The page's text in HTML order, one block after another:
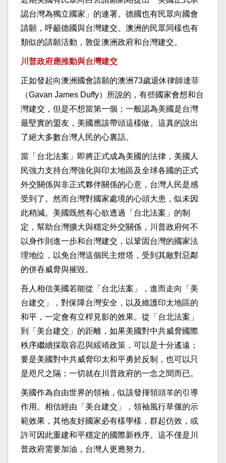
認台灣為獨立國家」的連署。德國也有民眾向國會
請願，呼籲德國與台灣建交。澳洲的民眾同樣也有
類似的請願活動，敦促澳洲政府和台灣建交。
川普政府應推動與台灣建交
正如發起向澳洲國會請願的澳洲73歲退休律師達菲
（Gavan James Duffy）所說的，有些國家會想和台
灣建交，但是不想當第一個；一般認為美國是台灣
最堅實的盟友，美國應該帶頭這樣做。這真的說出
了絕大多數台灣人民的心裏話。
當「台北法案」即將正式成為美國的法律，美國人
民強力支持台灣強化與印太地區及全球各國的正式
外交關係與非正式夥伴關係的心意，台灣人民是感
受到了。然而台灣對國家處境的心頭大患，似未因
此稍減。美國既然有心欲透過「台北法案」的制
定，幫助台灣擴大與穩定外交關係，川普政府何不
以身作則進一步和台灣建交，以鞏固台灣的國家法
理地位，以免台灣這個民主燈塔，受到其敵對惡鄰
的併吞威脅與摧毀。
吾人相信美國若能從「台北法案」，進而走向「美
台建交」，對保障台灣安全，以及維護印太地區的
和平，一定會有立桿見影的效果。從「台北法案」
到「美台建交」的距離，如果美國對中共威脅國際
秩序繼續採取容忍與綏靖政策，可以是十分遙遠；
要是美國對中共威脅印太和平勇於反制，也可以只
是咫尺之隔；一切就在川普政府的一念之間而已。
美國作為自由世界的領袖，似該發揮領頭羊的引導
作用。相信經由「美台建交」，領袖風行草偃的示
範效果，其他友好國家必有樣學樣，群起仿效，或
許可因此重建和平穩定的國際新秩序。這不僅是川
普政府需要加油，台灣人更應努力。